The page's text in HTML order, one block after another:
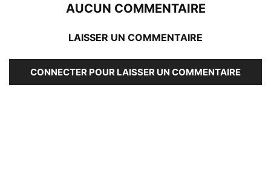
AUCUN COMMENTAIRE
LAISSER UN COMMENTAIRE
CONNECTER POUR LAISSER UN COMMENTAIRE